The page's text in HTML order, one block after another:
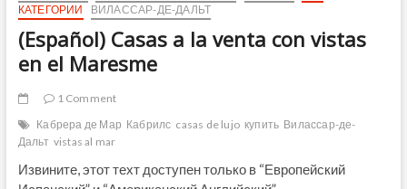
КАТЕГОРИИ
ВИЛАССАР-ДЕ-ДАЛЬТ
(Español) Casas a la venta con vistas
en el Maresme
1 Comment
Кабрера де Мар Кабрилс casas de lujo купить Вилассар-де-
Дальт vistas al mar
Извините, этот техт доступен только в “Европейский